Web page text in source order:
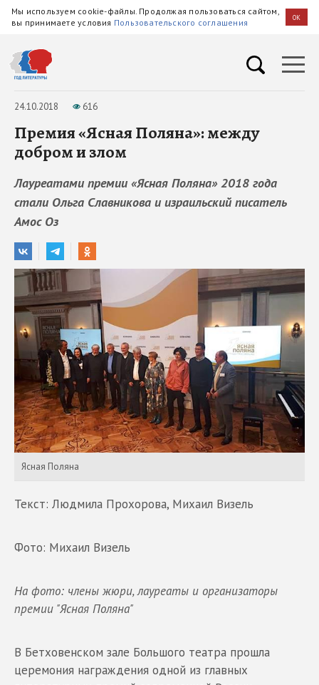
Мы используем cookie-файлы. Продолжая пользоваться сайтом,
вы принимаете условия Пользовательского соглашения OK
24.10.2018 616
Премия «Ясная Поляна»: между
добром и злом
Лауреатами премии «Ясная Поляна» 2018 года
стали Ольга Славникова и израильский писатель
Амос Оз
Ясная Поляна
Текст: Людмила Прохорова, Михаил Визель
Фото: Михаил Визель
На фото: члены жюри, лауреаты и организаторы
премии "Ясная Поляна"
В Бетховенском зале Большого театра прошла
церемония награждения одной из главных